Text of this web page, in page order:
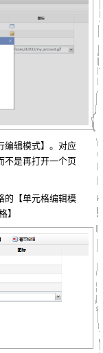
编辑模式】。对应
不是再打开一个页
的【单元格编辑模
】